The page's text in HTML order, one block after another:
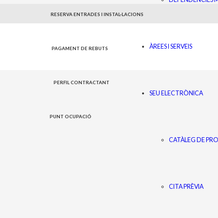
RESERVA ENTRADES I INSTAL·LACIONS
PAGAMENT DE REBUTS
PERFIL CONTRACTANT
PUNT OCUPACIÓ
ÀREES I SERVEIS
SEU ELECTRÒNICA
CATÀLEG DE
CITA PRÈVIA